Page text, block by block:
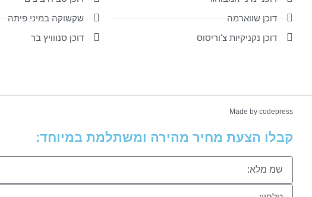
דוכן שווארמה
דוכן נקניקיות צ'וריסוס
שקשוקה במיני פיתה
דוכן סנווויץ בר
Made by codepress
קבלו הצעת מחיר מהירה ומשתלמת במיוחד: